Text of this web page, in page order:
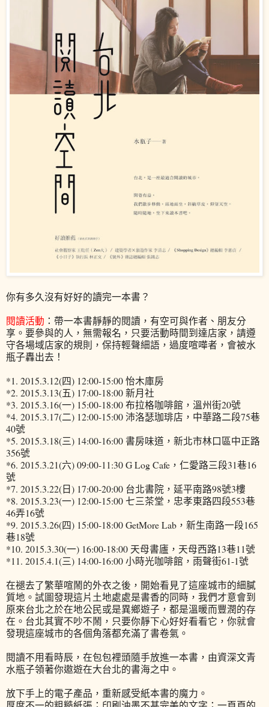
你有多久沒有好好的讀完一本書？
閱讀活動 ：帶一本書靜靜的閱讀，有空可與作者、朋友分
享。要參與的人，無需報名，只要活動時間到達店家，請遵
守各場域店家的規則，保持輕聲細語，過度喧嘩者，會被水
瓶子轟出去！
*1. 2015.3.12(四) 12:00-15:00 怡木庫房
*2. 2015.3.13(五) 17:00-18:00 新月社
*3. 2015.3.16(一) 15:00-18:00 布拉格咖啡館，溫州街20號
*4. 2015.3.17(二) 12:00-15:00 沛洛瑟珈琲店，中華路二段75巷
40號
*5. 2015.3.18(三) 14:00-16:00 書房味道，新北市林口區中正路
356號
*6. 2015.3.21(六) 09:00-11:30 G Log Cafe，仁愛路三段31巷16
號
*7. 2015.3.22(日) 17:00-20:00 台北書院，延平南路98號3樓
*8. 2015.3.23(一) 12:00-15:00 七三茶堂，忠孝東路四段553巷
46弄16號
*9. 2015.3.26(四) 15:00-18:00 GetMore Lab，新生南路一段165
巷18號
*10. 2015.3.30(一) 16:00-18:00 天母書廬，天母西路13巷11號
*11. 2015.4.1(三) 14:00-16:00 小時光咖啡館，雨聲街61-1號
在褪去了繁華喧鬧的外衣之後，開始看見了這座城市的細膩
質地。試圖發現這片土地處處是書香的同時，我們才意會到
原來台北之於在地公民或是異鄉遊子，都是溫暖而豐潤的存
在。台北其實不吵不鬧，只要你靜下心好好看看它，你就會
發現這座城市的各個角落都充滿了書卷氣。
閱讀不用看時辰，在包包裡頭隨手放進一本書，由資深文青
水瓶子領著你遨遊在大台北的書海之中。
放下手上的電子產品，重新感受紙本書的魔力。